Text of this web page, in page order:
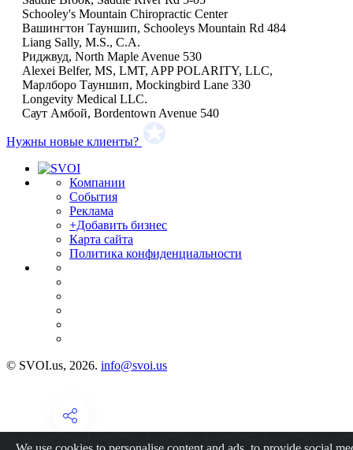
Schooley's Mountain Chiropractic Center
Вашингтон Тауншип, Schooleys Mountain Rd 484
Liang Sally, M.S., C.A.
Риджвуд, North Maple Avenue 530
Alexei Belfer, MS, LMT, APP POLARITY, LLC,
Марлборо Тауншип, Mockingbird Lane 330
Longevity Medical LLC.
Саут Амбой, Bordentown Avenue 540
Нужны новые клиенты?
Компании
События
Реклама
+Добавить бизнес
Карта сайта
Политика конфиденциальности
© SVOI.us, 2026. info@svoi.us